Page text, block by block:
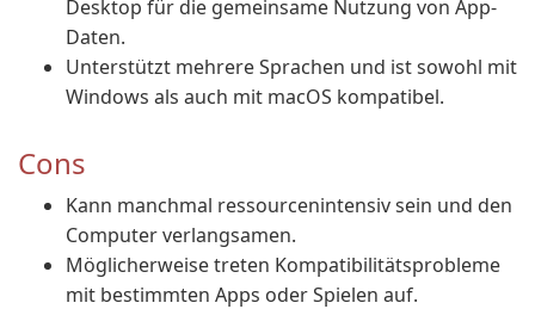
Desktop für die gemeinsame Nutzung von App-
Daten.
Unterstützt mehrere Sprachen und ist sowohl mit
Windows als auch mit macOS kompatibel.
Cons
Kann manchmal ressourcenintensiv sein und den
Computer verlangsamen.
Möglicherweise treten Kompatibilitätsprobleme
mit bestimmten Apps oder Spielen auf.